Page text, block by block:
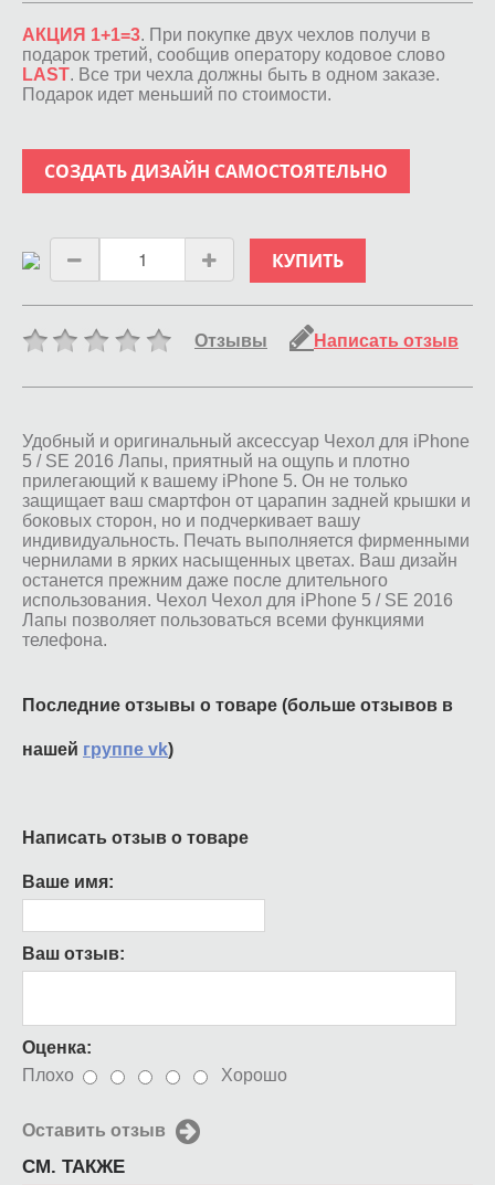
АКЦИЯ 1+1=3. При покупке двух чехлов получи в
подарок третий, сообщив оператору кодовое слово
LAST. Все три чехла должны быть в одном заказе.
Подарок идет меньший по стоимости.
СОЗДАТЬ ДИЗАЙН САМОСТОЯТЕЛЬНО
КУПИТЬ
Отзывы Написать отзыв
Удобный и оригинальный аксессуар Чехол для iPhone
5 / SE 2016 Лапы, приятный на ощупь и плотно
прилегающий к вашему iPhone 5. Он не только
защищает ваш смартфон от царапин задней крышки и
боковых сторон, но и подчеркивает вашу
индивидуальность. Печать выполняется фирменными
чернилами в ярких насыщенных цветах. Ваш дизайн
останется прежним даже после длительного
использования. Чехол Чехол для iPhone 5 / SE 2016
Лапы позволяет пользоваться всеми функциями
телефона.
Последние отзывы о товаре (больше отзывов в
нашей группе vk)
Написать отзыв о товаре
Ваше имя:
Ваш отзыв:
Оценка:
Плохо
Хорошо
Оставить отзыв
СМ. ТАКЖЕ